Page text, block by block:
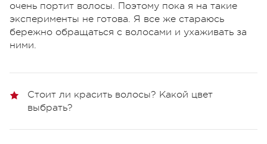
очень портит волосы. Поэтому пока я на такие
эксперименты не готова. Я все же стараюсь
бережно обращаться с волосами и ухаживать за
ними.
Стоит ли красить волосы? Какой цвет
выбрать?